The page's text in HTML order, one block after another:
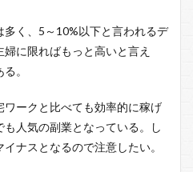
く、5～10%以下と言われるデ
に限ればもっと高いと言え
。
ークと比べても効率的に稼げ
人気の副業となっている。し
ナスとなるので注意したい。